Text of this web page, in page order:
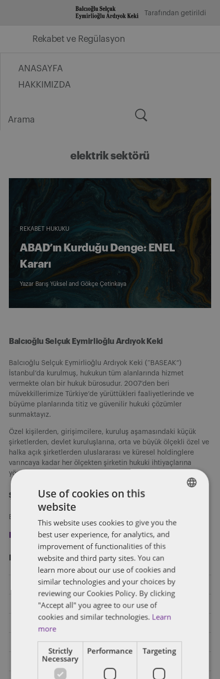
Tarafından getirildi
Rekabet ve Regülasyon
ANASAYFA
HAKKIMIZDA
for:
elektrik sektörü
REKABET HUKUKU
ABAD’ın Kurduğu Denge: ENEL
Kararı
Yazar Barış Yüksel and Gökçe Çetinkaya
Balcıoğlu Selçuk Eymirlioğlu Ardıyok Keki
Balcıoğlu Selçuk Eymirlioğlu Ardıyok Keki (“BASEAK”)
İstanbul’da kurulmuş, hukukun tüm alanlarında hizmet
vermekte olan bir hukuk bürosudur. 2007’den beri
müvekkillerimize Türkiye’de yürüttükleri faaliyetlerinde ve
büyüme planlarında titiz ve güvenilir hukuki çözümler
sunmaktayız.
Özel kişilerden, girişimcilere, kuruluş aşamasındaki küçük
şirketlerden, devlet kuruluşlarına, orta ve büyük ölçekli özel ve
halka açık şirketlerden uluslararası ve küresel holdinglere
varıncaya kadar her ölçekten şirketin hukuki ihtiyaçlarına
yönelik hizmet vermekteyiz.
Şimdi kayıt olun
Blog yazılarımızı e-posta ile alın.
Kategori̇ler
Bankacılık
Birleşme ve Devralma ve Ortak Girişim
E-Ticaret
Elektrikli Araçlar
FRENCH
Use of cookies on this
website
This website uses cookies to give you the
best user experience, for analytics, and
improvement of functionalities of this
website and third party sites. You can
learn more about our use of cookies and
similar technologies and your choices by
reviewing our Cookies Policy. By clicking
"Accept all" you agree to our use of
cookies and similar technologies. Learn
more
Strictly
Necessary
Performance Targeting